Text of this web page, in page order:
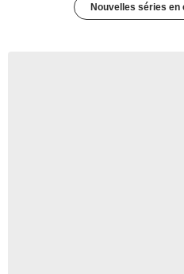
Nouvelles séries en